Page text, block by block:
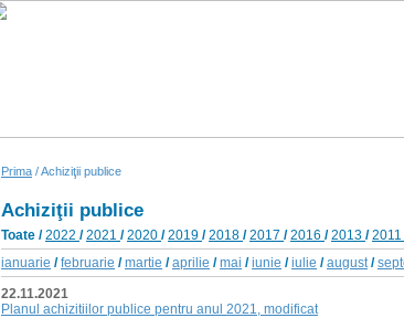
Prima / Achiziţii publice
Achiziţii publice
Toate /2022 /2021 /2020 /2019 /2018 /2017 /2016 /2013 /2011
ianuarie /februarie /martie /aprilie /mai /iunie /iulie /august/
22.11.2021
Planul achizitiilor publice pentru anul 2021, modificat